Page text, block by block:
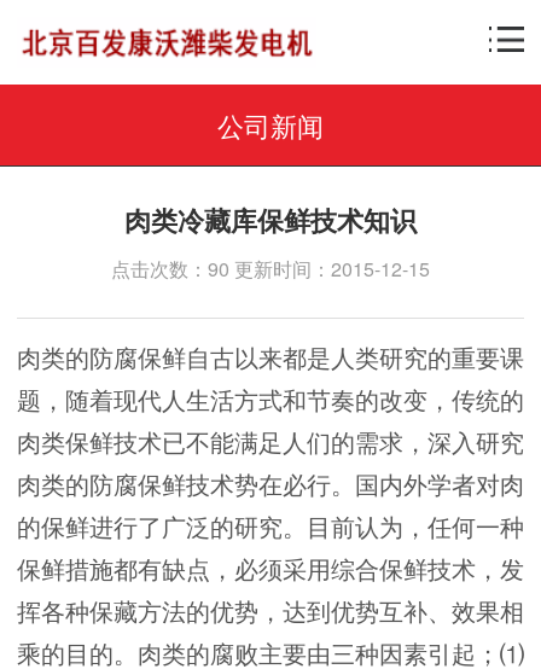
公司新闻
肉类冷藏库保鲜技术知识
点击次数：90 更新时间：2015-12-15
肉类的防腐保鲜自古以来都是人类研究的重要课
题，随着现代人生活方式和节奏的改变，传统的
肉类保鲜技术已不能满足人们的需求，深入研究
肉类的防腐保鲜技术势在必行。国内外学者对肉
的保鲜进行了广泛的研究。目前认为，任何一种
保鲜措施都有缺点，必须采用综合保鲜技术，发
挥各种保藏方法的优势，达到优势互补、效果相
乘的目的。肉类的腐败主要由三种因素引起；⑴